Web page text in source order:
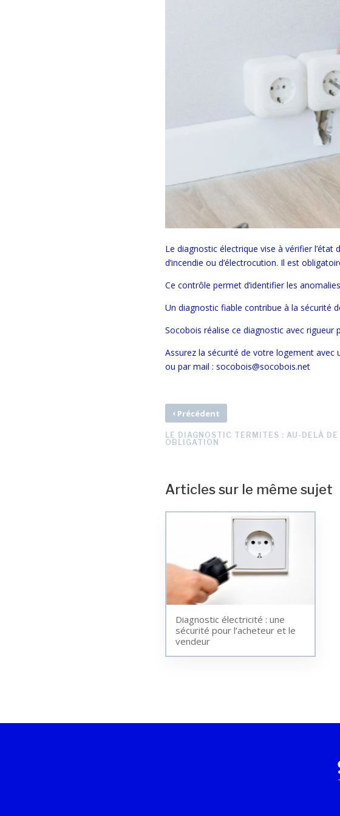
Le diagnostic électrique vise à vérifier
d’incendie ou d’électrocution. Il est
Ce contrôle permet d’identifier les
Un diagnostic fiable contribue à la sécurité
Socobois réalise ce diagnostic avec
Assurez la sécurité de votre logement avec
ou par mail : socobois@socobois.net
‹ Précédent
LE DIAGNOSTIC TERMITES : AU-DELÀ
OBLIGATION
Articles sur le même sujet
Diagnostic électricité : une
sécurité pour l’acheteur et le
vendeur